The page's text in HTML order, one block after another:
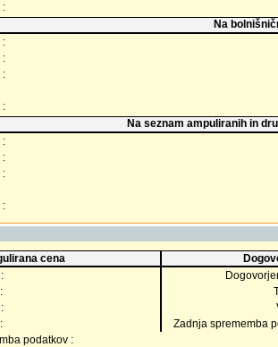
:
Na
:
:
:
:
Na seznam ampuliranih in
:
:
:
:
cena
Zadnja sprememba
podatkov :